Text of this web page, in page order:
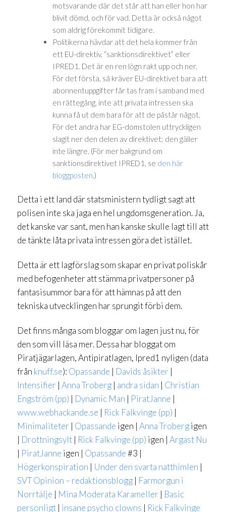
motsvarande där det står att han eller hon har
blivit dömd, och för vad. Detta är också något
som aldrig förekommit tidigare.
Politikerna hävdar att det hela kommer från
ett EU-direktiv, “sanktionsdirektivet” eller
IPRED1. Det är en ren lögn rakt upp och ner.
För det första, så kräver EU-direktivet bara att
abonnentuppgifter får tas fram i samband med
en rättegång, inte att privata intressen ska
kunna få ut dem bara för att de påstår något.
För det andra har EG-domstolen uttryckligen
slagit ner den delen av direktivet; den gäller
inte längre. (För mer bakgrund om
sanktionsdirektivet IPRED1, se den här
bloggposten .)
Detta i ett land där statsministern tydligt sagt att
polisen inte ska jaga en hel ungdomsgeneration. Ja,
det kanske var sant, men han kanske skulle lagt till att
de tänkte låta privata intressen göra det istället.
Detta är ett lagförslag som skapar en privat poliskår
med befogenheter att stämma privatpersoner på
fantasisummor bara för att hämnas på att den
tekniska utvecklingen har sprungit förbi dem.
Det finns många som bloggar om lagen just nu, för
den som vill läsa mer. Dessa har bloggat om
Piratjägarlagen, Antipiratlagen, Ipred1 nyligen (data
från knuff.se): Opassande | Davids åsikter |
Intensifier | Anna Troberg | andra sidan | Christian
Engström (pp) | Dynamic Man | PiratJanne |
www.webhackande.se | Rick Falkvinge (pp) |
Minimaliteter | Opassande igen | Anna Trobergigen
| Drottningsylt | Rick Falkvinge (pp) igen | Argast Nu
| PiratJanne igen | Opassande#3 |
Högerkonspiration | Under den svarta natthimlen |
SVT Opinion – redaktionsblogg | Farmorgun i
Norrtälje | Mina Moderata Karameller | Basic
personligt | insane psycho clowns | Rick Falkvinge